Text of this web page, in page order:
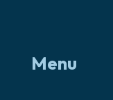
Menu